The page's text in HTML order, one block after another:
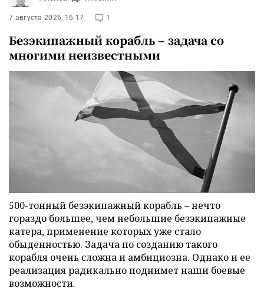
7 августа 2026, 16:17 1
Безэкипажный корабль – задача со
многими неизвестными
500-тонный безэкипажный корабль – нечто
гораздо большее, чем небольшие безэкипажные
катера, применение которых уже стало
обыденностью. Задача по созданию такого
корабля очень сложна и амбициозна. Однако и ее
реализация радикально поднимет наши боевые
возможности.